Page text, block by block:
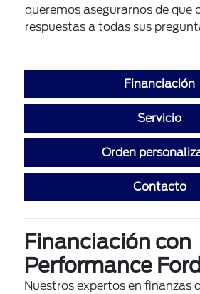
queremos asegurarnos de que
respuestas a todas sus
Financiación
Servicio
Orden
Contacto
Financiación con
Performance
Nuestros expertos en finanzas